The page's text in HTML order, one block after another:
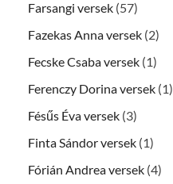
Farsangi versek (57)
Fazekas Anna versek (2)
Fecske Csaba versek (1)
Ferenczy Dorina versek (1)
Fésűs Éva versek (3)
Finta Sándor versek (1)
Fórián Andrea versek (4)